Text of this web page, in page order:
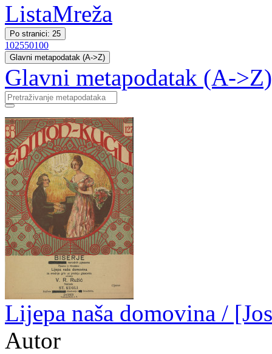
ListaMreža
Po stranici: 25
102550100
Glavni metapodatak (A->Z)
Glavni metapodatak (A->Z)
Lijepa naša domovina /
Autor